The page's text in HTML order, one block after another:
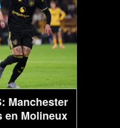
Manchester
en Molineux